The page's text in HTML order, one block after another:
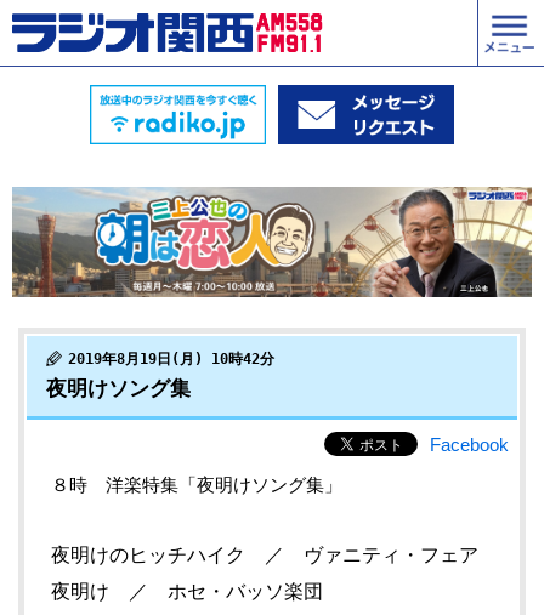
2019年8月19日(月) 10時42分
夜明けソング集
Facebook
８時 洋楽特集「夜明けソング集」
夜明けのヒッチハイク ／ ヴァニティ・フェア
夜明け ／ ホセ・バッソ楽団